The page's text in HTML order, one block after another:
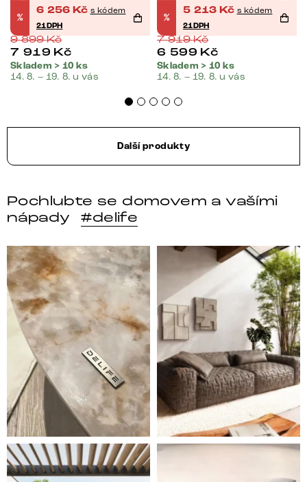
%
6 256 Kč s kódem
21DPH
9 899Kč
7 919 Kč
Skladem > 10 ks
14. 8. – 19. 8. u vás
%
5 213 Kč s kódem
21DPH
7 919Kč
6 599 Kč
Skladem > 10 ks
14. 8. – 19. 8. u vás
Další produkty
Pochlubte se domovem a vašími
nápady
#delife
DELIFE – Nábytek, který promění dům v domov. Domo
Místo, kam se budeš těšit
Styl, odolnost a společné chvíle pod širým nebem.
Ne každá pohovka je jen